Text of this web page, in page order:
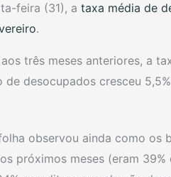
feira (31), a taxa média de
.
três meses anteriores, a
de desocupados cresceu
observou ainda como os
próximos meses (eram